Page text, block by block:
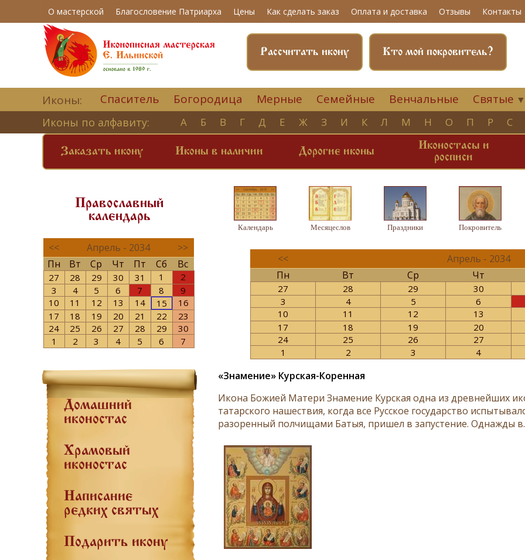
О мастерской Благословение Патриарха Цены Как сделать заказ Оплата и доставка Отзывы Контакты
Кто мой покровитель?
Рассчитать икону
Иконы: Спаситель Богородица Мерные Семейные Венчальные Святые ▼
Иконы по алфавиту: А Б В Г Д Е Ж З И К Л М Н О П Р С
Заказать икону Иконы в наличии Дорогие иконы
Иконостасы и
росписи
Православный
календарь
<< Апрель - 2034
>>
Пн
Вт Ср Чт Пт Сб Вс
27 28 29 30 31 1
2
3
4 5 6 7 8
9
10
11 12 13 14 15
16
17
18 19 20 21 22
23
24
25 26 27 28 29
30
1
2 3 4 5 6 7
Домашний
иконостас
Храмовый
иконостас
Написание
редких святых
Подарить икону
Календарь Месяцеслов Праздники Покровитель
<<
Апрель - 2034
Пн
Вт Ср Чт
27 28 29
30
3
4 5
6
10
11 12
13
17
18 19
20
24
25 26
27
1
2 3 4
«Знамение» Курская-Коренная
Икона Божией Матери Знамение Курская одна из древнейших
татарского нашествия, когда все Русское государство
разоренный полчищами Батыя, пришел в запустение. Однажды